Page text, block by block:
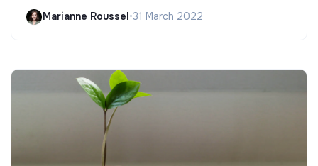
Marianne Roussel•31 March 2022